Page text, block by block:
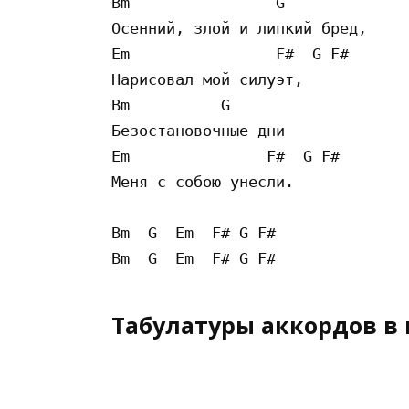
Осенний, злой и липкий бред,
Em                F#  G F#
Нарисовал мой силуэт,
Bm          G
Безостановочные дни
Em               F#  G F#
Меня с собою унесли.
Bm  G  Em  F# G F#
Табулатуры аккордов в